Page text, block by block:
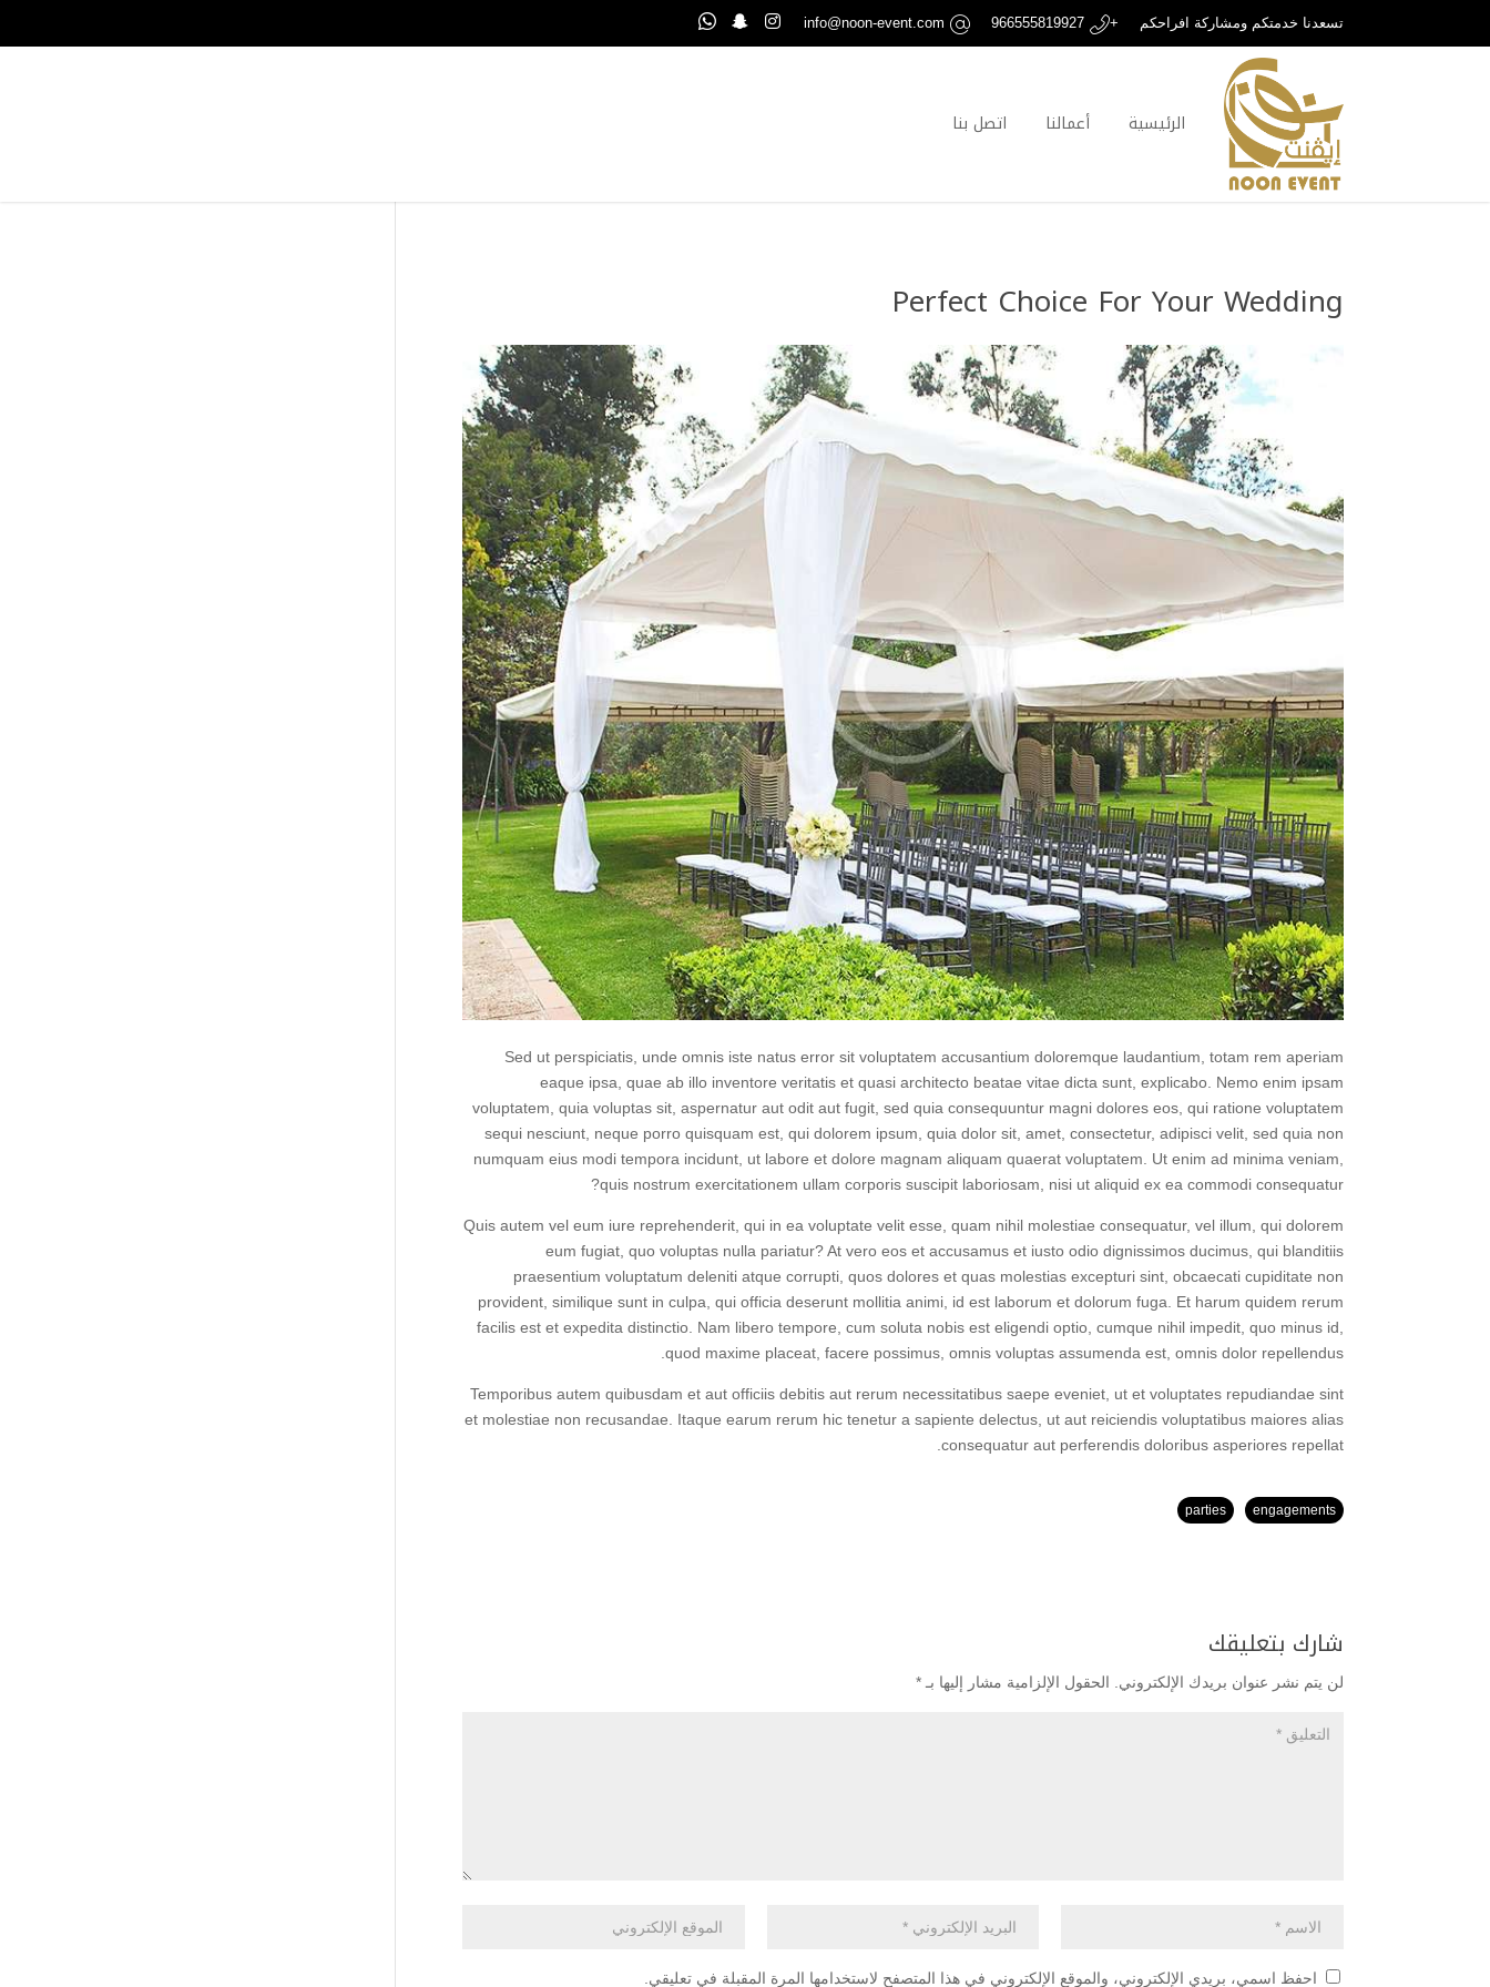
تسعدنا خدمتكم ومشاركة افراحكم +966555819927
info@noon-event.com
الرئيسية أعمالنا اتصل بنا
Perfect Choice For Your Wedding
Sed ut perspiciatis, unde omnis iste natus error sit voluptatem accusantium doloremque laudantium, totam rem aperiam
eaque ipsa, quae ab illo inventore veritatis et quasi architecto beatae vitae dicta sunt, explicabo. Nemo enim ipsam
voluptatem, quia voluptas sit, aspernatur aut odit aut fugit, sed quia consequuntur magni dolores eos, qui ratione voluptatem
sequi nesciunt, neque porro quisquam est, qui dolorem ipsum, quia dolor sit, amet, consectetur, adipisci velit, sed quia non
numquam eius modi tempora incidunt, ut labore et dolore magnam aliquam quaerat voluptatem. Ut enim ad minima veniam,
quis nostrum exercitationem ullam corporis suscipit laboriosam, nisi ut aliquid ex ea commodi consequatur?
Quis autem vel eum iure reprehenderit, qui in ea voluptate velit esse, quam nihil molestiae consequatur, vel illum, qui dolorem
eum fugiat, quo voluptas nulla pariatur? At vero eos et accusamus et iusto odio dignissimos ducimus, qui blanditiis
praesentium voluptatum deleniti atque corrupti, quos dolores et quas molestias excepturi sint, obcaecati cupiditate non
provident, similique sunt in culpa, qui officia deserunt mollitia animi, id est laborum et dolorum fuga. Et harum quidem rerum
facilis est et expedita distinctio. Nam libero tempore, cum soluta nobis est eligendi optio, cumque nihil impedit, quo minus id,
quod maxime placeat, facere possimus, omnis voluptas assumenda est, omnis dolor repellendus.
Temporibus autem quibusdam et aut officiis debitis aut rerum necessitatibus saepe eveniet, ut et voluptates repudiandae sint
et molestiae non recusandae. Itaque earum rerum hic tenetur a sapiente delectus, ut aut reiciendis voluptatibus maiores alias
consequatur aut perferendis doloribus asperiores repellat.
engagements
parties
شارك بتعليقك
لن يتم نشر عنوان بريدك الإلكتروني. الحقول الإلزامية مشار إليها بـ *
احفظ اسمي، بريدي الإلكتروني، والموقع الإلكتروني في هذا المتصفح لاستخدامها المرة المقبلة في تعليقي.